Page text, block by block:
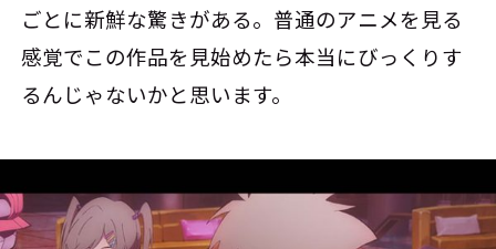
ごとに新鮮な驚きがある。普通のアニメを見る
感覚でこの作品を見始めたら本当にびっくりす
るんじゃないかと思います。